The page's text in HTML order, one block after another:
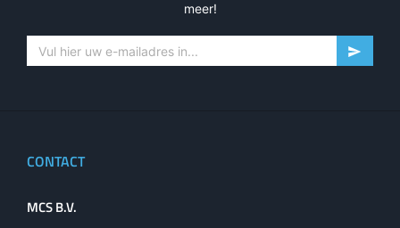
meer!
CONTACT
MCS B.V.